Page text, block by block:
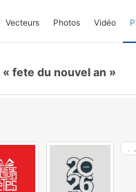
Vecteurs Photos Vidéo
fete du nouvel an